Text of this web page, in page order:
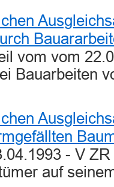
vom vom
Bauarbeiten
- V
auf